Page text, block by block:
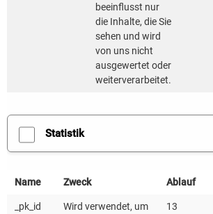
2
5
3
9
2
11
beeinflusst nur
die Inhalte, die Sie
sehen und wird
von uns nicht
ausgewertet oder
weiterverarbeitet.
Statistik
Name Zweck Ablauf
_pk_id
Wird verwendet, um
13